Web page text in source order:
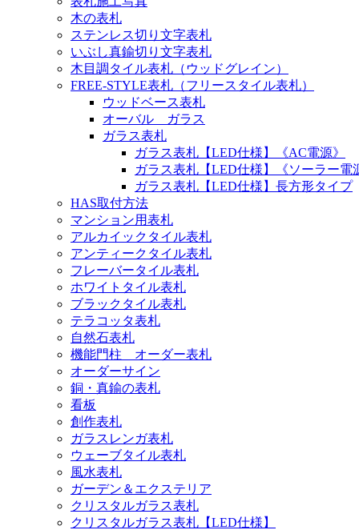
木の表札
ステンレス切り文字表札
いぶし真鍮切り文字表札
木目調タイル表札（ウッドグレイン）
FREE-STYLE表札（フリースタイル表札）
ウッドベース表札
オーバル ガラス
ガラス表札
ガラス表札【LED仕様】《AC電源》
ガラス表札【LED仕様】《ソーラー電
ガラス表札【LED仕様】長方形タイプ
HAS取付方法
マンション用表札
アルカイックタイル表札
アンティークタイル表札
フレーバータイル表札
ホワイトタイル表札
ブラックタイル表札
テラコッタ表札
自然石表札
機能門柱 オーダー表札
オーダーサイン
銅・真鍮の表札
看板
創作表札
ガラスレンガ表札
ウェーブタイル表札
風水表札
ガーデン＆エクステリア
クリスタルガラス表札
クリスタルガラス表札【LED仕様】